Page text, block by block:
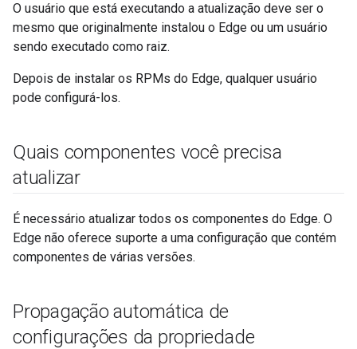
O usuário que está executando a atualização deve ser o
mesmo que originalmente instalou o Edge ou um usuário
sendo executado como raiz.
Depois de instalar os RPMs do Edge, qualquer usuário
pode configurá-los.
Quais componentes você precisa
atualizar
É necessário atualizar todos os componentes do Edge. O
Edge não oferece suporte a uma configuração que contém
componentes de várias versões.
Propagação automática de
configurações da propriedade